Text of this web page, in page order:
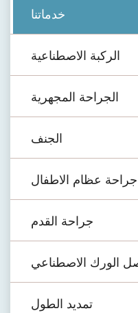
خدماتنا
الركبة الاصطناعية
الجراحة المجهرية
الجنف
جراحة عظام الاطفال
جراحة القدم
الورك الاصطناعي
تمديد الطول